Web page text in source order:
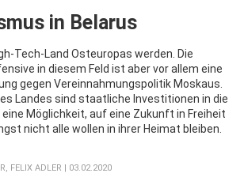
in Belarus
Tech-Land Osteuropas werden. Die
in diesem Feld ist aber vor allem eine
gegen Vereinnahmungspolitik Moskaus.
Landes sind staatliche Investitionen in die
eine Möglichkeit, auf eine Zukunft in Freiheit
nicht alle wollen in ihrer Heimat bleiben.
, FELIX ADLER | 03.02.2020